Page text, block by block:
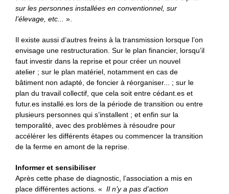
sur les personnes installées en conventionnel, sur
l’élevage, etc...
».
Il existe aussi d’autres freins à la transmission lorsque l’on
envisage une restructuration. Sur le plan financier, lorsqu’il
faut investir dans la reprise et pour créer un nouvel
atelier ; sur le plan matériel, notamment en cas de
bâtiment non adapté, de foncier à réorganiser... ; sur le
plan du travail collectif, que cela soit entre cédant.es et
futur.es installé.es lors de la période de transition ou entre
plusieurs personnes qui s’installent ; et enfin sur la
temporalité, avec des problèmes à résoudre pour
accélérer les différents étapes ou commencer la transition
de la ferme en amont de la reprise.
Informer et sensibiliser
Après cette phase de diagnostic, l’association a mis en
place différentes actions. « Il n’y a pas d’action